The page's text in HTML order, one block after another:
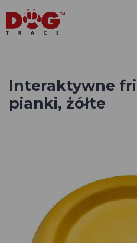
Interaktywne
pianki, żółte